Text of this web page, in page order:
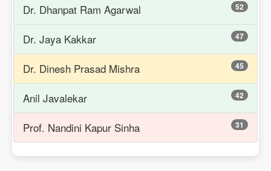
Dr. Dhanpat Ram Agarwal 52
Dr. Jaya Kakkar 47
Dr. Dinesh Prasad Mishra 45
Anil Javalekar 42
Prof. Nandini Kapur Sinha 31